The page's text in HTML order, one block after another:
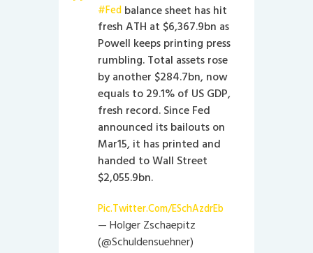
#Fed balance sheet has hit
fresh ATH at $6,367.9bn as
Powell keeps printing press
rumbling. Total assets rose
by another $284.7bn, now
equals to 29.1% of US GDP,
fresh record. Since Fed
announced its bailouts on
Mar15, it has printed and
handed to Wall Street
$2,055.9bn.
Pic.twitter.com/ESchAzdrEb
— Holger Zschaepitz
(@Schuldensuehner)